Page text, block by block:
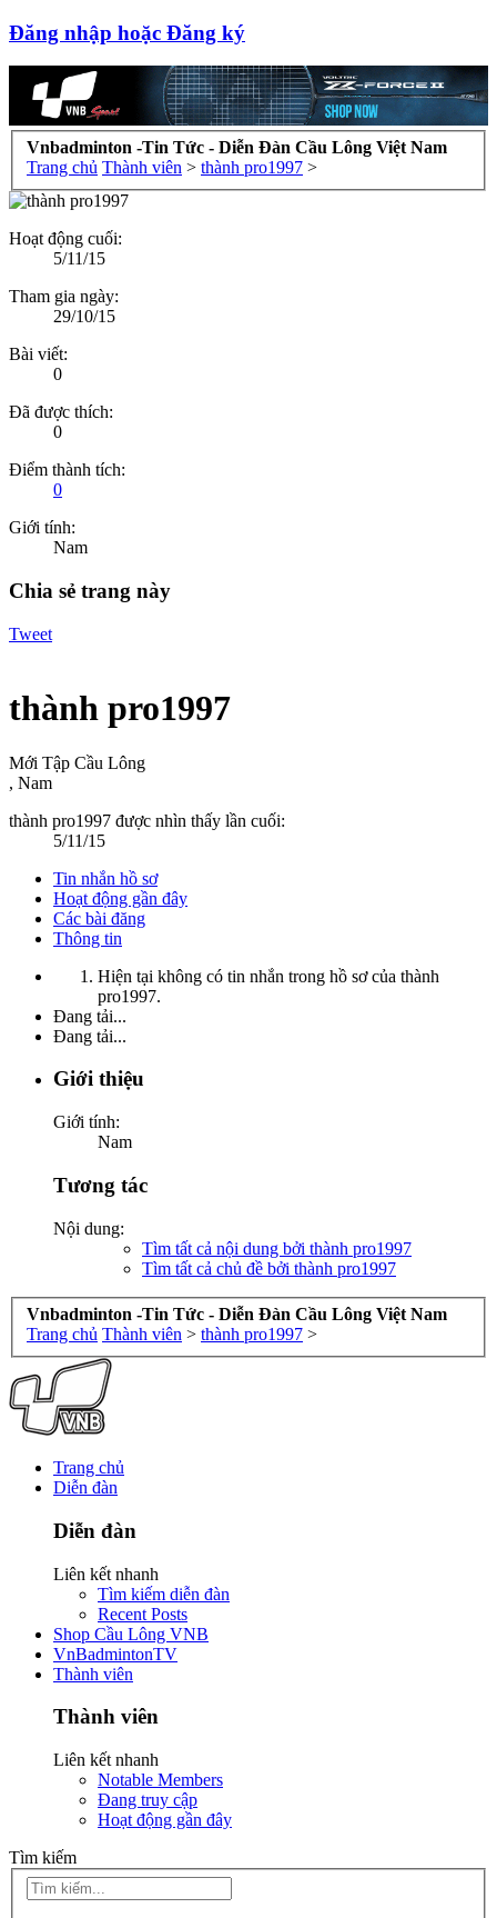
Đăng nhập hoặc Đăng ký
Vnbadminton -Tin Tức - Diễn Đàn Cầu Lông Việt Nam
Trang chủ Thành viên > thành pro1997 >
Hoạt động cuối:
5/11/15
Tham gia ngày:
29/10/15
Bài viết:
0
Đã được thích:
0
Điểm thành tích:
0
Giới tính:
Nam
Chia sẻ trang này
Tweet
thành pro1997
Mới Tập Cầu Lông
, Nam
thành pro1997 được nhìn thấy lần cuối:
5/11/15
Tin nhắn hồ sơ
Hoạt động gần đây
Các bài đăng
Thông tin
Hiện tại không có tin nhắn trong hồ sơ của thành
pro1997.
Đang tải...
Đang tải...
Giới thiệu
Giới tính:
Nam
Tương tác
Nội dung:
Tìm tất cả nội dung bởi thành pro1997
Tìm tất cả chủ đề bởi thành pro1997
Vnbadminton -Tin Tức - Diễn Đàn Cầu Lông Việt Nam
Trang chủ Thành viên > thành pro1997 >
Trang chủ
Diễn đàn
Diễn đàn
Liên kết nhanh
Tìm kiếm diễn đàn
Recent Posts
Shop Cầu Lông VNB
VnBadmintonTV
Thành viên
Thành viên
Liên kết nhanh
Notable Members
Đang truy cập
Hoạt động gần đây
Tìm kiếm